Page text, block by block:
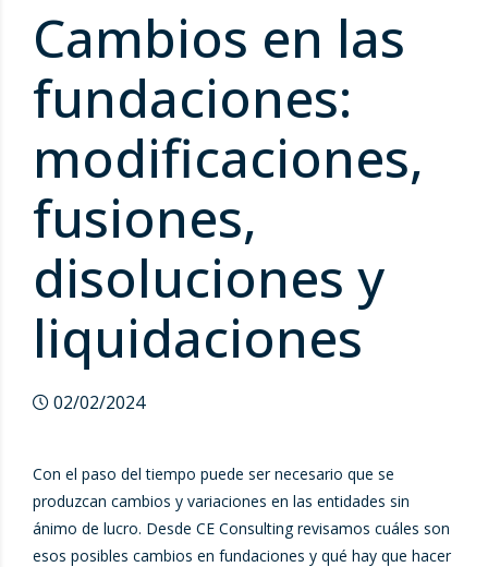
Cambios en las
fundaciones:
modificaciones,
fusiones,
disoluciones y
liquidaciones
02/02/2024
Con el paso del tiempo puede ser necesario que se
produzcan cambios y variaciones en las entidades sin
ánimo de lucro. Desde CE Consulting revisamos cuáles son
esos posibles cambios en fundaciones y qué hay que hacer